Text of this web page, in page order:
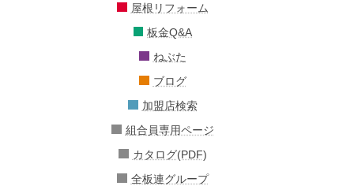
屋根リフォーム
板金Q&A
ねぶた
ブログ
加盟店検索
組合員専用ページ
カタログ(PDF)
全板連グループ